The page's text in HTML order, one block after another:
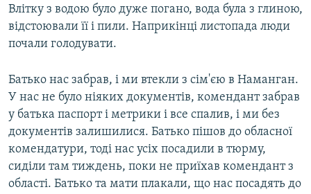
Влітку з водою було дуже погано, вода була з глиною,
відстоювали її і пили. Наприкінці листопада люди
почали голодувати.
Батько нас забрав, і ми втекли з сім'єю в Наманган.
У нас не було ніяких документів, комендант забрав
у батька паспорт і метрики і все спалив, і ми без
документів залишилися. Батько пішов до обласної
комендатури, тоді нас усіх посадили в тюрму,
сиділи там тиждень, поки не приїхав комендант з
області. Батько та мати плакали, що нас посадять до